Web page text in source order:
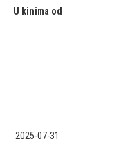
U kinima od
2025-07-31